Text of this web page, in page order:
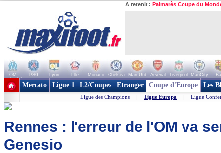
A retenir : Palmarès Coupe du
OM PSG Lyon Lille Monaco Chelsea Man Utd Arsenal Liverpool ManCity
+ de clubs
Mercato Ligue 1 L2/Coupes Etranger Coupe d'Europe Les
Ligue des Champions | Ligue Europa | Ligue
Rennes : l'erreur de l'OM va
Genesio